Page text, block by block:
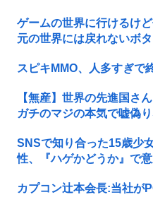
ゲームの世界に行けるけ
元の世界には戻れないボ
スピキMMO、人多すぎで
【無産】世界の先進国さ
ガチのマジの本気で嘘偽
SNSで知り合った15歳少
性、『ハゲかどうか』で
カプコン辻本会長:当社が